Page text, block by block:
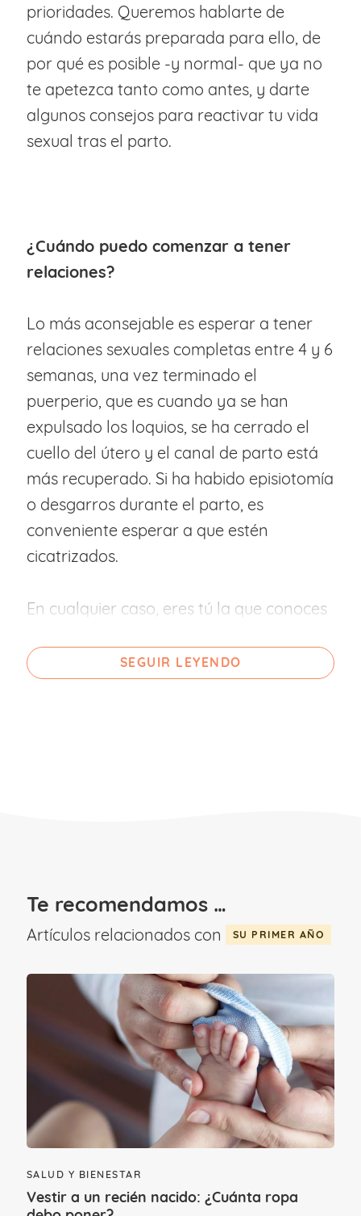
prioridades. Queremos hablarte de
cuándo estarás preparada para ello, de
por qué es posible -y normal- que ya no
te apetezca tanto como antes, y darte
algunos consejos para reactivar tu vida
sexual tras el parto.
¿Cuándo puedo comenzar a tener
relaciones?
Lo más aconsejable es esperar a tener
relaciones sexuales completas entre 4 y 6
semanas, una vez terminado el
puerperio, que es cuando ya se han
expulsado los loquios, se ha cerrado el
cuello del útero y el canal de parto está
más recuperado. Si ha habido episiotomía
o desgarros durante el parto, es
conveniente esperar a que estén
cicatrizados.
En cualquier caso, eres tú la que conoces
momento más adecuado para que el
sexo vuelva a formar parte de vuestra
No tengo ganas… ¿qué me está
pasando?
El nacimiento de un hijo cambia a la
pareja y te cambia a ti como mujer. Tu
cuerpo ha sufrido numerosos cambios y
transformaciones, variaciones a nivel
SEGUIR LEYENDO
Te recomendamos …
Artículos relacionados con SU PRIMER AÑO
SALUD Y BIENESTAR
Vestir a un recién nacido: ¿Cuánta ropa